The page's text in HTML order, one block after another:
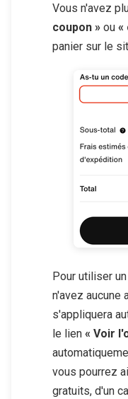
Vous n'avez
coupon » ou «
panier sur le
Pour utiliser
n'avez aucune
s'appliquera
le lien « Voir
vous pourrez
gratuits, d'un